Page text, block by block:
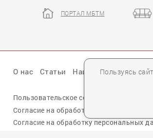
Пользуясь
ПОРТАЛ МБТМ
О нас Статьи Наши презентации
Пользовательское соглашение
Согласие на обработку персональных
Согласие на обработку персональных